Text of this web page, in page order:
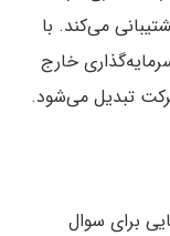
هستند، پشتیبانی می‌کند. با
سرمایه‌گذاری خارج‌
برای سوال